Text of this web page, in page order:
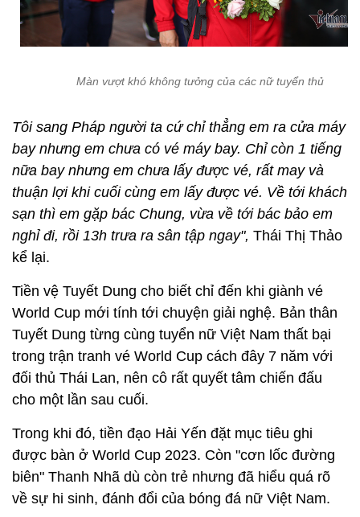
Màn vượt khó không tưởng của các nữ tuyển thủ
Tôi sang Pháp người ta cứ chỉ thẳng em ra cửa máy
bay nhưng em chưa có vé máy bay. Chỉ còn 1 tiếng
nữa bay nhưng em chưa lấy được vé, rất may và
thuận lợi khi cuối cùng em lấy được vé. Về tới khách
sạn thì em gặp bác Chung, vừa về tới bác bảo em
nghỉ đi, rồi 13h trưa ra sân tập ngay", Thái Thị Thảo
kể lại.
Tiền vệ Tuyết Dung cho biết chỉ đến khi giành vé
World Cup mới tính tới chuyện giải nghệ. Bản thân
Tuyết Dung từng cùng tuyển nữ Việt Nam thất bại
trong trận tranh vé World Cup cách đây 7 năm với
đối thủ Thái Lan, nên cô rất quyết tâm chiến đấu
cho một lần sau cuối.
Trong khi đó, tiền đạo Hải Yến đặt mục tiêu ghi
được bàn ở World Cup 2023. Còn "cơn lốc đường
biên" Thanh Nhã dù còn trẻ nhưng đã hiểu quá rõ
về sự hi sinh, đánh đổi của bóng đá nữ Việt Nam.